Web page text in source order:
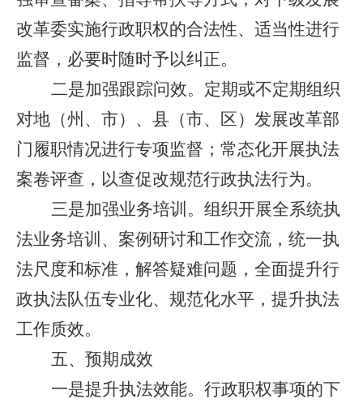
改革委实施行政职权的合法性、适当性进行
监督，必要时随时予以纠正。
二是加强跟踪问效。 定期或不定期组织
对地（州、市）、县（市、区）发展改革部
门履职情况进行专项监督；常态化开展执法
案卷评查，以查促改规范行政执法行为。
三是加强业务培训。 组织开展全系统执
法业务培训、案例研讨和工作交流，统一执
法尺度和标准，解答疑难问题，全面提升行
政执法队伍专业化、规范化水平，提升执法
工作质效。
五、预期成效
一是提升执法效能。 行政职权事项的下